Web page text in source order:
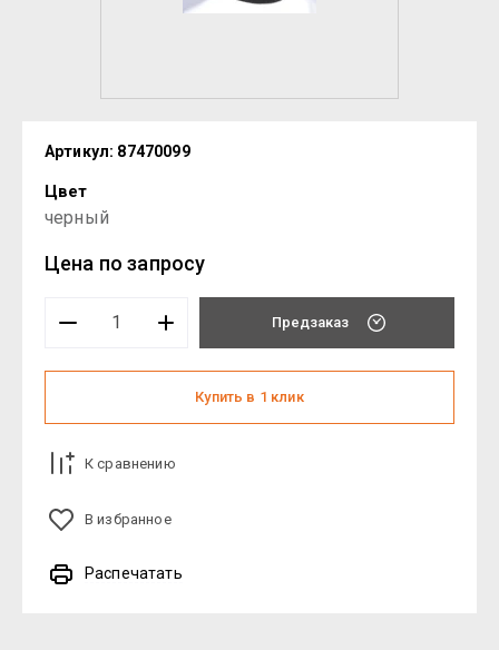
Артикул: 87470099
Цвет
черный
Цена по запросу
Предзаказ
Купить в 1 клик
К сравнению
В избранное
Распечатать